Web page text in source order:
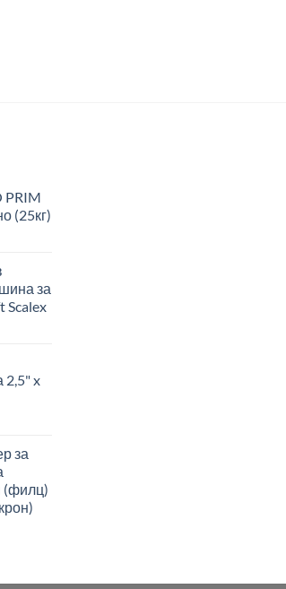
PRIM
(25кг)
за
Scalex
2,5" x
за
(филц)